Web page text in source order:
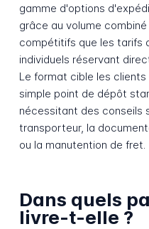
gamme d'options
grâce au volume
compétitifs que les tarifs
individuels réservant
Le format cible les clients
simple point de dépôt
nécessitant des conseils
transporteur, la
ou la manutention de fret.
Dans quels
livre-t-elle ?